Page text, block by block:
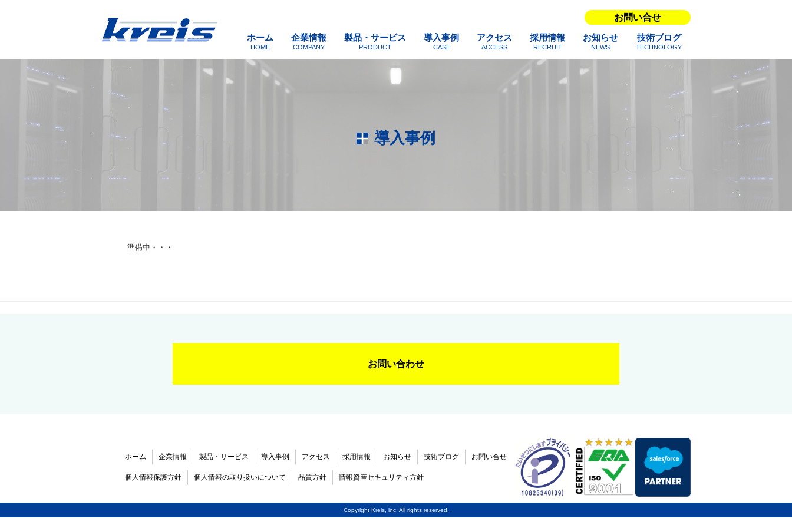
お問い合せ
ホーム
HOME
企業情報
COMPANY
製品・サービス
PRODUCT
導入事例
CASE
アクセス
ACCESS
採用情報
RECRUIT
お知らせ
NEWS
技術ブログ
TECHNOLOGY
導入事例
準備中・・・
お問い合わせ
ホーム 企業情報 製品・サービス 導入事例 アクセス 採用情報 お知らせ 技術ブログ お問い合せ
個人情報保護方針 個人情報の取り扱いについて 品質方針 情報資産セキュリティ方針
Copyright Kreis, inc. All rights reserved.